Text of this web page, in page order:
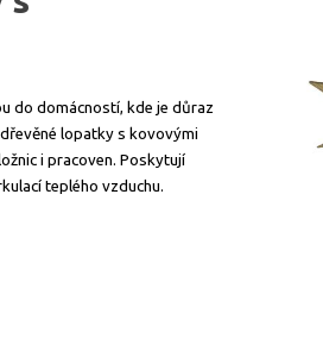
do domácností, kde je důraz
lopatky s kovovými
i pracoven. Poskytují
teplého vzduchu.